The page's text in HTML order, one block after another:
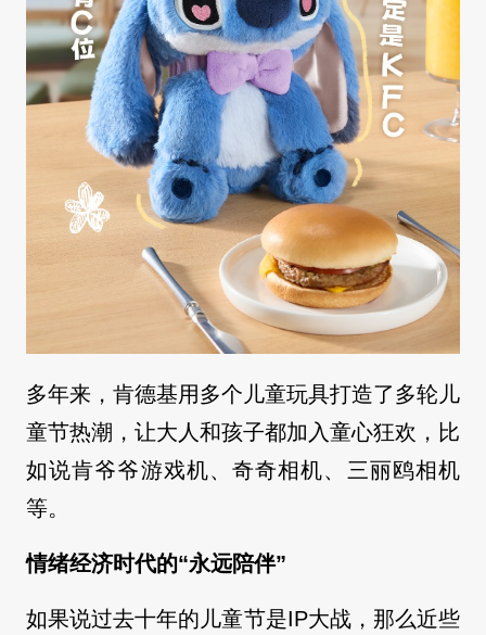
多年来，肯德基用多个儿童玩具打造了多轮儿
童节热潮，让大人和孩子都加入童心狂欢，比
如说肯爷爷游戏机、奇奇相机、三丽鸥相机
等。
情绪经济时代的“永远陪伴”
如果说过去十年的儿童节是IP大战，那么近些